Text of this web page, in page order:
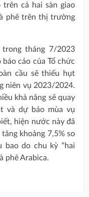
cả hai sàn giao
phê trên thị trường
tháng 7/2023
cáo của Tổ chức
cầu sẽ thiếu hụt
niên vụ 2023/2024.
khả năng sẽ quay
và dự báo mùa vụ
hiện nước này đã
khoảng 7,5% so
do chu kỳ “hai
phê Arabica.